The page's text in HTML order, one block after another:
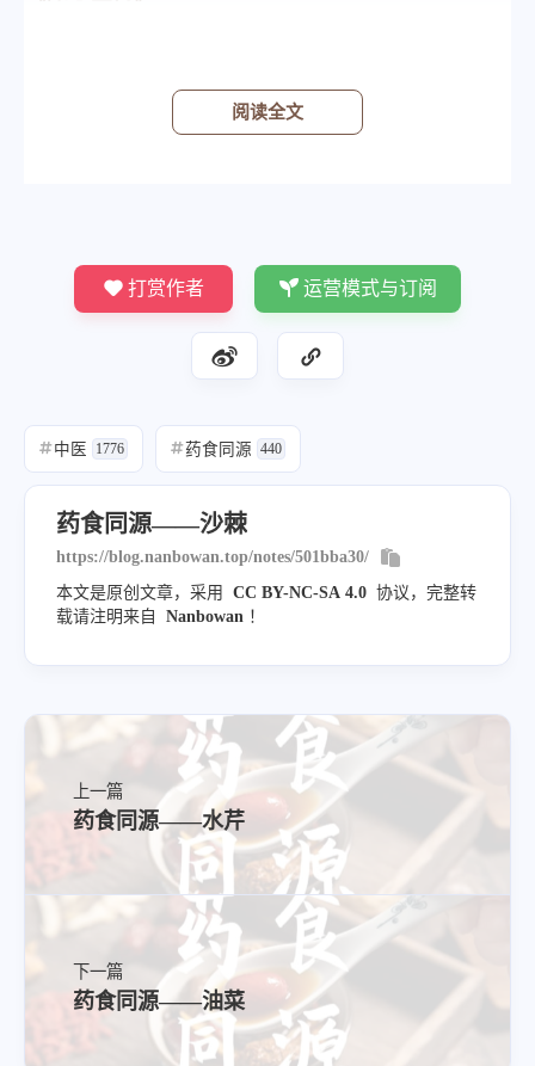
应用
脾虚食少，食积腹痛
瘀血经闭，胸痹心痛，跌扑瘀肿
本品甘酸而温，归脾、胃经，既能温养脾
阅读全文
打赏作者 运营模式与订阅
#中医 1776 #药食同源 440
药食同源——沙棘
https://blog.nanbowan.top/notes/501bba30/
本文是原创文章，采用
CC BY-NC-SA 4.0 协议，完整转
载请注明来自
Nanbowan ！
上一篇
药食同源——水芹
下一篇
药食同源——油菜